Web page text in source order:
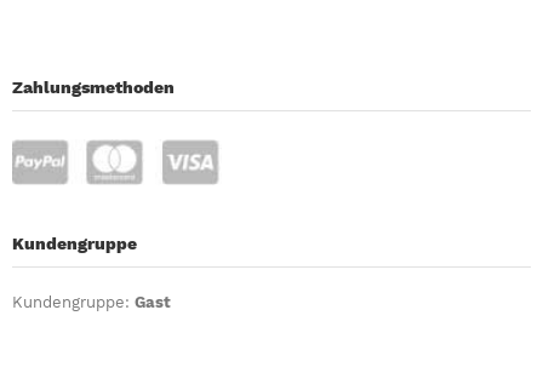
Zahlungsmethoden
Kundengruppe
Kundengruppe: Gast